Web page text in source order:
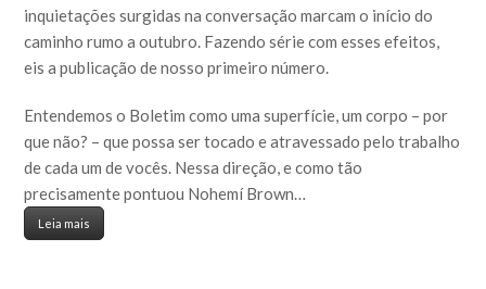
inquietações surgidas na conversação marcam o início do
caminho rumo a outubro. Fazendo série com esses efeitos,
eis a publicação de nosso primeiro número.
Entendemos o Boletim como uma superfície, um corpo – por
que não? – que possa ser tocado e atravessado pelo trabalho
de cada um de vocês. Nessa direção, e como tão
precisamente pontuou Nohemí Brown…
Leia mais